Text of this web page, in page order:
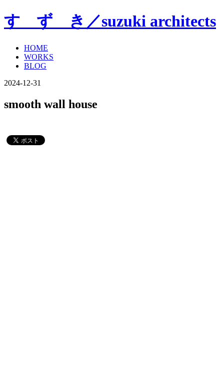
す ず き／suzuki architects
HOME
WORKS
BLOG
2024-12-31
smooth wall house